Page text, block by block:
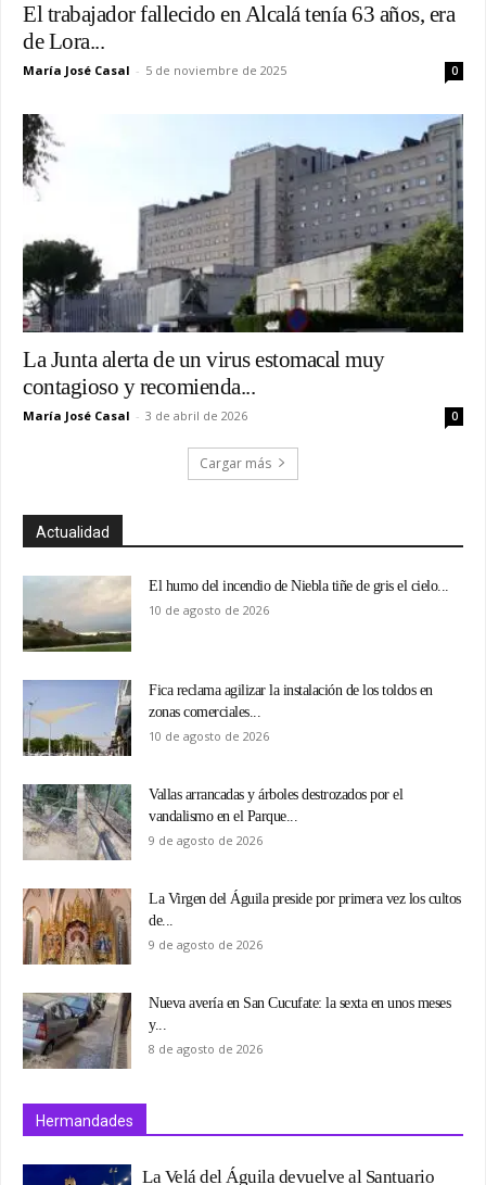
El trabajador fallecido en Alcalá tenía 63 años, era
de Lora...
María José Casal - 5 de noviembre de 2025 0
La Junta alerta de un virus estomacal muy
contagioso y recomienda...
María José Casal - 3 de abril de 2026 0
Cargar más
Actualidad
El humo del incendio de Niebla tiñe de gris el cielo...
10 de agosto de 2026
Fica reclama agilizar la instalación de los toldos en
zonas comerciales...
10 de agosto de 2026
Vallas arrancadas y árboles destrozados por el
vandalismo en el Parque...
9 de agosto de 2026
La Virgen del Águila preside por primera vez los cultos
de...
9 de agosto de 2026
Nueva avería en San Cucufate: la sexta en unos meses
y...
8 de agosto de 2026
Hermandades
La Velá del Águila devuelve al Santuario